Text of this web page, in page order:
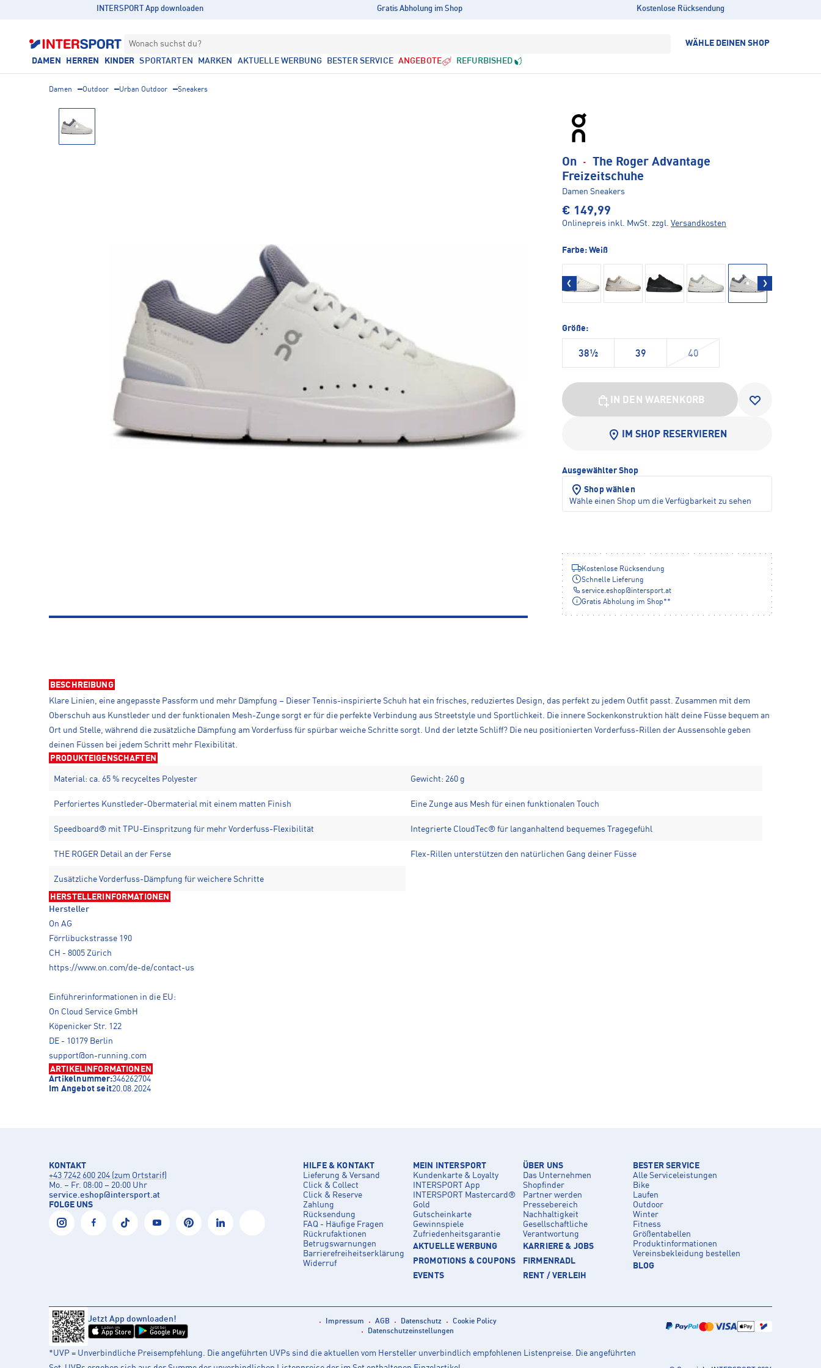
INTERSPORT App downloaden Gratis Abholung im Shop Kostenlose Rücksendung
Wonach suchst du? WÄHLE DEINEN SHOP
DAMEN HERREN KINDER SPORTARTEN MARKEN AKTUELLE WERBUNG BESTER SERVICE ANGEBOTE REFURBISHED
Damen Outdoor Urban Outdoor Sneakers
On ·
The Roger Advantage
Freizeitschuhe
Damen Sneakers
€ 149,99
Onlinepreis inkl. MwSt. zzgl. Versandkosten
Farbe: Weiß
Größe:
38½ 39 40
IN DEN WARENKORB
IM SHOP RESERVIEREN
Ausgewählter Shop
Shop wählen
Wähle einen Shop um die Verfügbarkeit zu sehen
Kostenlose Rücksendung
Schnelle Lieferung
service.eshop@intersport.at
Gratis Abholung im Shop**
BESCHREIBUNG
Klare Linien, eine angepasste Passform und mehr Dämpfung – Dieser Tennis-inspirierte Schuh hat ein frisches, reduziertes Design, das perfekt zu jedem Outfit passt. Zusammen mit dem
Oberschuh aus Kunstleder und der funktionalen Mesh-Zunge sorgt er für die perfekte Verbindung aus Streetstyle und Sportlichkeit. Die innere Sockenkonstruktion hält deine Füsse bequem an
Ort und Stelle, während die zusätzliche Dämpfung am Vorderfuss für spürbar weiche Schritte sorgt. Und der letzte Schliff? Die neu positionierten Vorderfuss-Rillen der Aussensohle geben
deinen Füssen bei jedem Schritt mehr Flexibilität.
PRODUKTEIGENSCHAFTEN
Material: ca. 65 % recyceltes Polyester Gewicht: 260 g
Perforiertes Kunstleder-Obermaterial mit einem matten Finish Eine Zunge aus Mesh für einen funktionalen Touch
Speedboard® mit TPU-Einspritzung für mehr Vorderfuss-Flexibilität Integrierte CloudTec® für langanhaltend bequemes Tragegefühl
THE ROGER Detail an der Ferse Flex-Rillen unterstützen den natürlichen Gang deiner Füsse
Zusätzliche Vorderfuss-Dämpfung für weichere Schritte
HERSTELLERINFORMATIONEN
Hersteller
On AG
Förrlibuckstrasse 190
CH - 8005 Zürich
https://www.on.com/de-de/contact-us
Einführerinformationen in die EU:
On Cloud Service GmbH
Köpenicker Str. 122
DE - 10179 Berlin
support@on-running.com
ARTIKELINFORMATIONEN
Artikelnummer:346262704
Im Angebot seit20.08.2024
KONTAKT
+43 7242 600 204 (zum Ortstarif)
Mo. – Fr. 08:00 – 20:00 Uhr
service.eshop@intersport.at
FOLGE UNS
HILFE & KONTAKT
Lieferung & Versand
Click & Collect
Click & Reserve
Zahlung
Rücksendung
FAQ - Häufige Fragen
Rückrufaktionen
Betrugswarnungen
Barrierefreiheitserklärung
Widerruf
MEIN INTERSPORT
Kundenkarte & Loyalty
INTERSPORT App
INTERSPORT Mastercard®
Gold
Gutscheinkarte
Gewinnspiele
Zufriedenheitsgarantie
AKTUELLE WERBUNG
PROMOTIONS & COUPONS
EVENTS
ÜBER UNS
Das Unternehmen
Shopfinder
Partner werden
Pressebereich
Nachhaltigkeit
Gesellschaftliche
Verantwortung
KARRIERE & JOBS
FIRMENRADL
RENT / VERLEIH
BESTER SERVICE
Alle Serviceleistungen
Bike
Laufen
Outdoor
Winter
Fitness
Größentabellen
Produktinformationen
Vereinsbekleidung bestellen
BLOG
Jetzt App downloaden!
Laden im
App Store
Jetzt bei
Google Play
Impressum AGB Datenschutz
Cookie Policy
Datenschutzeinstellungen
*UVP = Unverbindliche Preisempfehlung. Die angeführten UVPs sind die aktuellen vom Hersteller unverbindlich empfohlenen Listenpreise. Die angeführten